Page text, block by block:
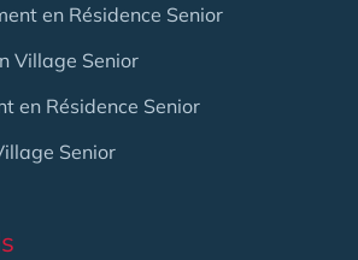
en Résidence Senior
Village Senior
en Résidence Senior
Senior